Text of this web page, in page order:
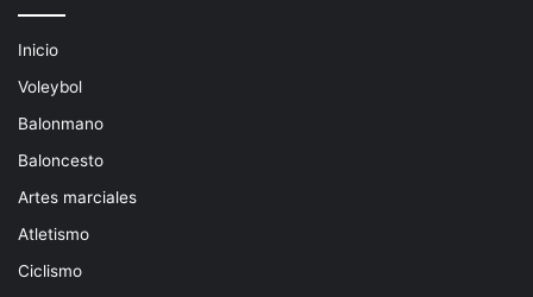
Inicio
Voleybol
Balonmano
Baloncesto
Artes marciales
Atletismo
Ciclismo